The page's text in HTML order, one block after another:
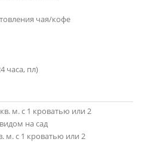
чая/кофе
часа, пл)
м. с 1 кроватью или 2
на сад
м. с 1 кроватью или 2